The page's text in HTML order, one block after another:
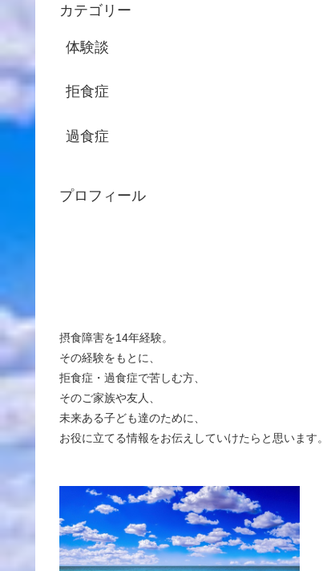
カテゴリー
体験談
拒食症
過食症
プロフィール
摂食障害を14年経験。
その経験をもとに、
拒食症・過食症で苦しむ方、
そのご家族や友人、
未来ある子ども達のために、
お役に立てる情報をお伝えしていけたらと思います。